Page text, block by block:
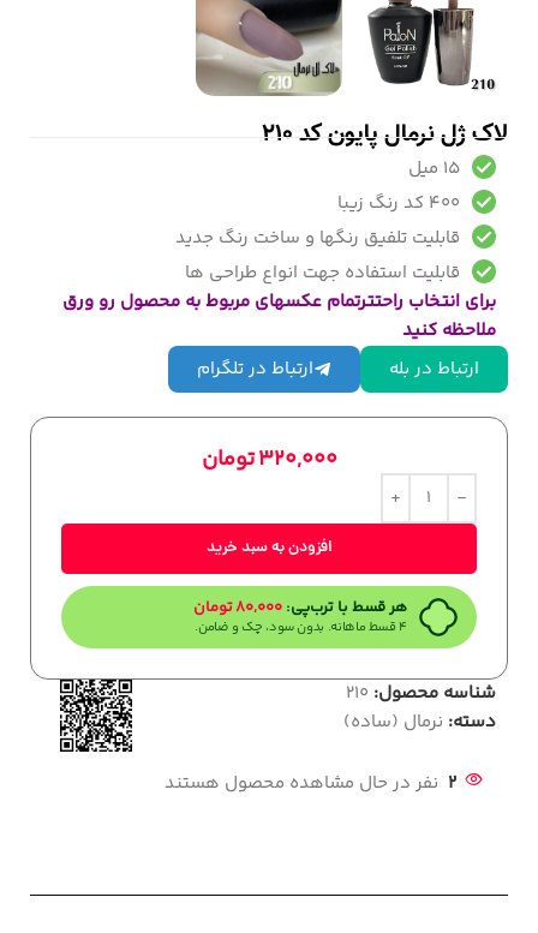
لاک ژل نرمال پایون کد 210
15 میل
400 کد رنگ زیبا
قابلیت تلفیق رنگها و ساخت رنگ جدید
قابلیت استفاده جهت انواع طراحی ها
برای انتخاب راحتترتمام عکسهای مربوط به محصول رو ورق
ملاحظه کنید
ارتباط در بله
ارتباط در تلگرام
320,000تومان
افزودن به سبد خرید
هر قسط با ترب‌پی: 80,000تومان
۴ قسط ماهانه. بدون سود، چک و ضامن.
شناسه محصول: 210
دسته: نرمال (ساده)
2 نفر در حال مشاهده محصول هستند